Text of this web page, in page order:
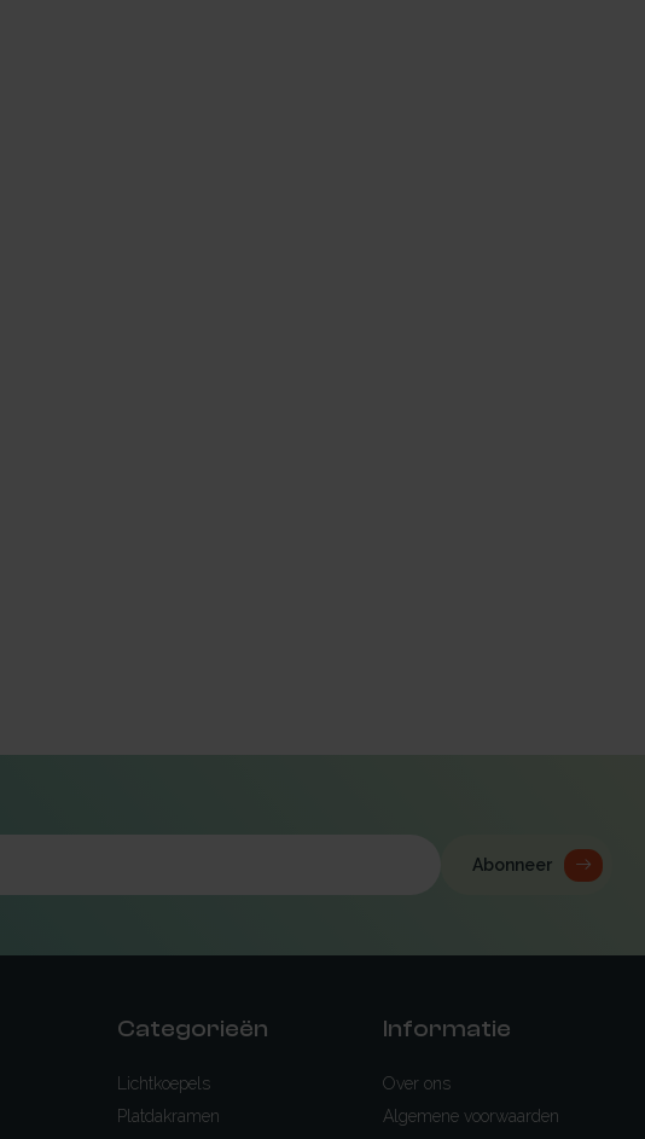
Abonneer
Categorieën
Lichtkoepels
Platdakramen
Informatie
Over ons
Algemene voorwaarden